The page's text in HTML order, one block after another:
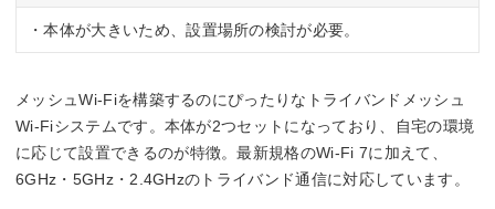
・本体が大きいため、設置場所の検討が必要。
メッシュWi-Fiを構築するのにぴったりなトライバンドメッシュ
Wi-Fiシステムです。本体が2つセットになっており、自宅の環境
に応じて設置できるのが特徴。最新規格のWi-Fi 7に加えて、
6GHz・5GHz・2.4GHzのトライバンド通信に対応しています。